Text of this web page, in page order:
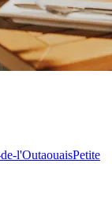
l'OutaouaisPetite